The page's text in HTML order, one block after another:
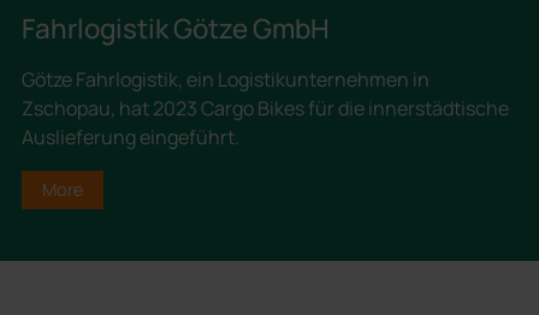
Fahrlogistik Götze GmbH
Götze Fahrlogistik, ein Logistikunternehmen in
Zschopau, hat 2023 Cargo Bikes für die innerstädtische
Auslieferung eingeführt.
More